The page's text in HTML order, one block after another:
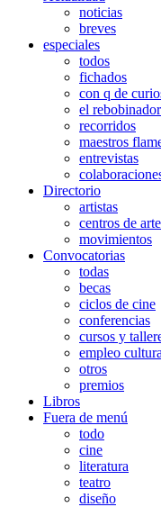
noticias
breves
especiales
todos
fichados
con q de
el rebobinador
recorridos
maestros
entrevistas
Directorio
artistas
centros de arte
movimientos
Convocatorias
todas
becas
ciclos de cine
conferencias
cursos y
empleo
otros
premios
Libros
Fuera de menú
todo
cine
literatura
teatro
diseño